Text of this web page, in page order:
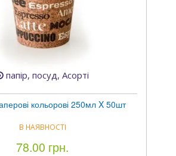
папір, посуд, Асорті
кольорові 250мл X 50шт
В НАЯВНОСТІ
78.00 грн.